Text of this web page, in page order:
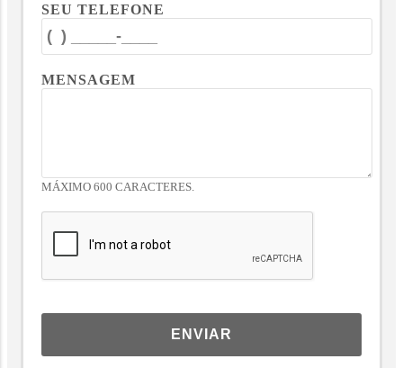
SEU TELEFONE
MENSAGEM
MÁXIMO 600 CARACTERES.
ENVIAR